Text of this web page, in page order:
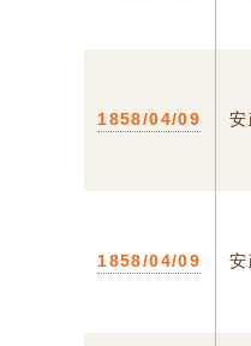
1858/04/09 安
1858/04/09 安